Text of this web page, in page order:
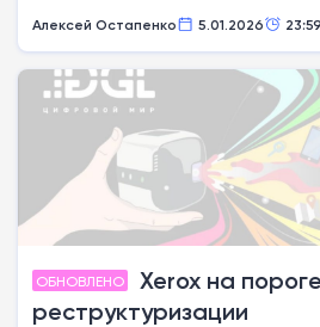
Алексей Остапенко 5.01.2026 23:59
ОБНОВЛЕНО
Xerox на пороге
реструктуризации